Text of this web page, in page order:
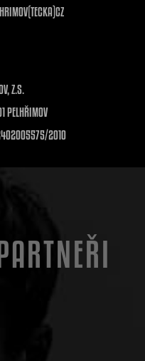
Z.S.
PELHŘIMOV
2010